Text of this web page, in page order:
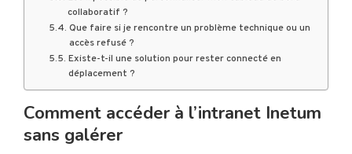
collaboratif ?
Que faire si je rencontre un problème technique ou un
accès refusé ?
Existe-t-il une solution pour rester connecté en
déplacement ?
Comment accéder à l’intranet Inetum
sans galérer